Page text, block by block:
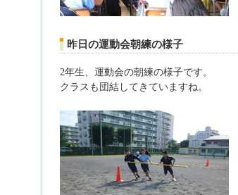
昨日の運動会朝練の様子
2年生、運動会の朝練の様子です。
クラスも団結してきていますね。